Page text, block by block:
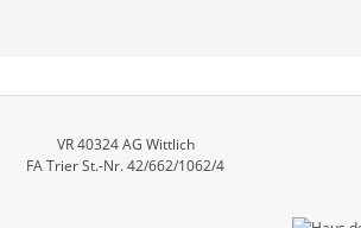
VR 40324 AG Wittlich
FA Trier St.-Nr. 42/662/1062/4